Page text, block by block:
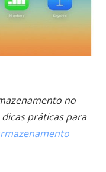
no
práticas para